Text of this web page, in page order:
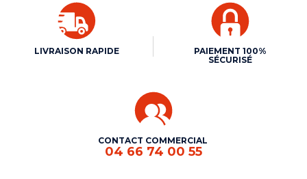
LIVRAISON RAPIDE
PAIEMENT 100%
SÉCURISÉ
CONTACT COMMERCIAL
04 66 74 00 55